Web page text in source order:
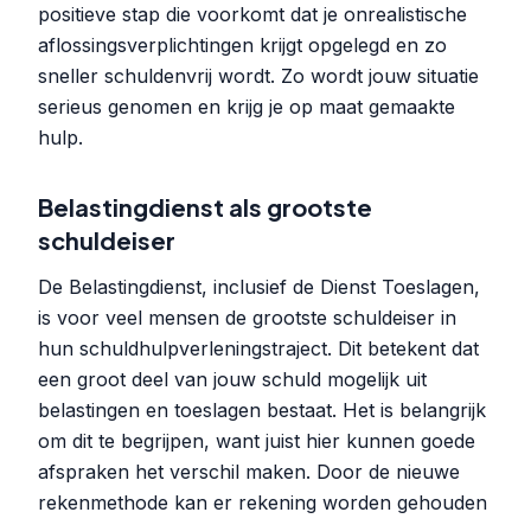
positieve stap die voorkomt dat je onrealistische
aflossingsverplichtingen krijgt opgelegd en zo
sneller schuldenvrij wordt. Zo wordt jouw situatie
serieus genomen en krijg je op maat gemaakte
hulp.
Belastingdienst als grootste
schuldeiser
De Belastingdienst, inclusief de Dienst Toeslagen,
is voor veel mensen de grootste schuldeiser in
hun schuldhulpverleningstraject. Dit betekent dat
een groot deel van jouw schuld mogelijk uit
belastingen en toeslagen bestaat. Het is belangrijk
om dit te begrijpen, want juist hier kunnen goede
afspraken het verschil maken. Door de nieuwe
rekenmethode kan er rekening worden gehouden